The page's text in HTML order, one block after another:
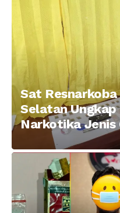
Sat
Selatan Ungkap
Narkotika Jenis